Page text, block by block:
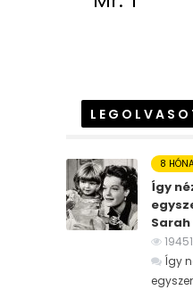
8
Így
Így